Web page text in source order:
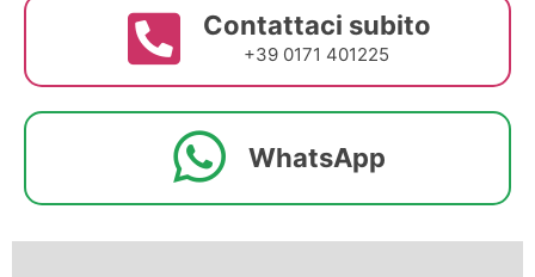
Contattaci subito
+39 0171 401225
WhatsApp